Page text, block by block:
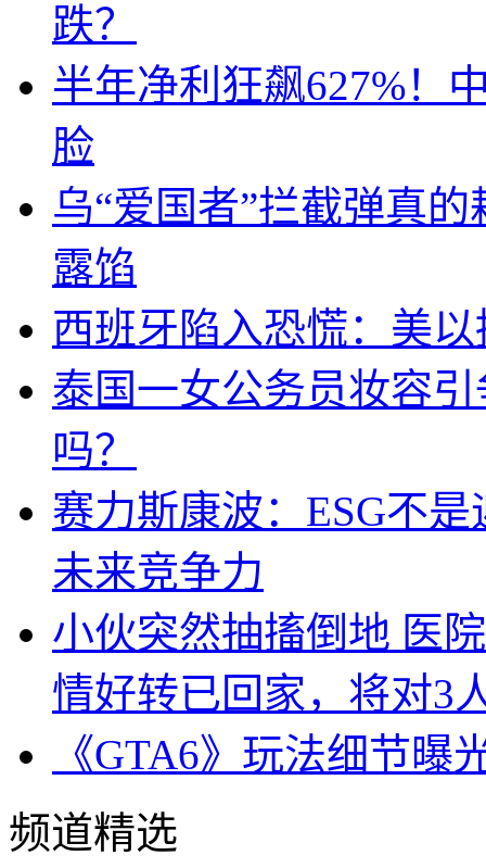
跌？
半年净利狂飙627%！
脸
乌“爱国者”拦截弹真
露馅
西班牙陷入恐慌：美
泰国一女公务员妆容
吗？
赛力斯康波：ESG不
未来竞争力
小伙突然抽搐倒地 医
情好转已回家，将对3
《GTA6》玩法细节
频道精选